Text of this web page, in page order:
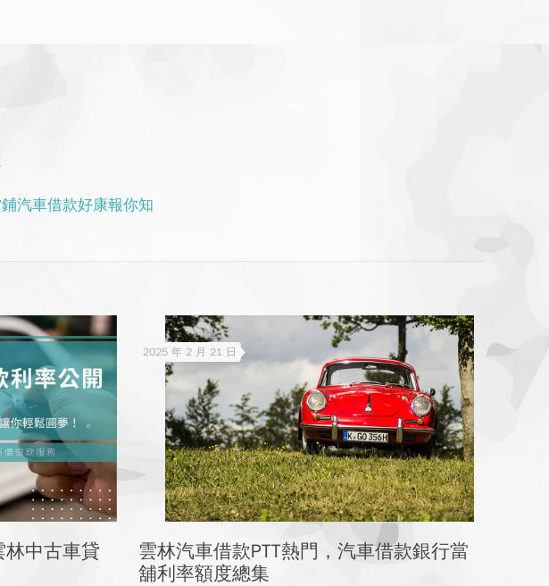
汽車借款好康報你知
中古車貸
2025 年 2 月 21 日
雲林汽車借款PTT熱門，汽車借款銀行當
舖利率額度總集